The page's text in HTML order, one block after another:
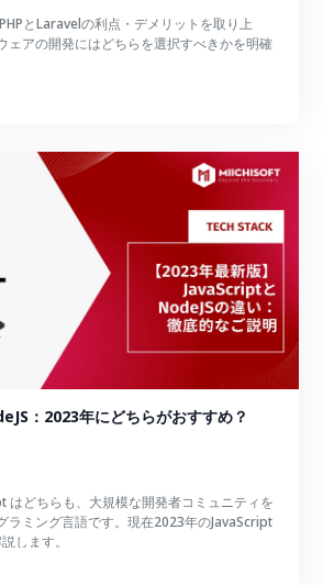
とLaravelの利点・デメリットを取り上
ェアの開発にはどちらを選択すべきかを明確
：2023年にどちらがおすすめ？
はどちらも、大規模な開発者コミュニティを
ラミング言語です。現在2023年のJavaScript
します。